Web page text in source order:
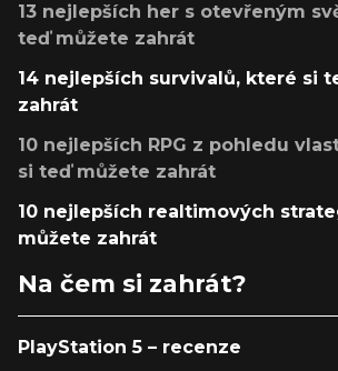
13 nejlepších her s otevřeným
teď můžete zahrát
14 nejlepších survivalů, které si
zahrát
10 nejlepších RPG z pohledu
si teď můžete zahrát
10 nejlepších realtimových
můžete zahrát
Na čem si zahrát?
PlayStation 5 – recenze